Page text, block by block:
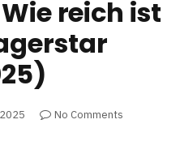
reich ist
No Comments